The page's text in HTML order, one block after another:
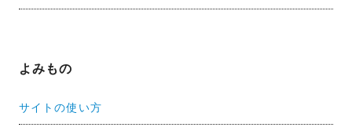
よみもの
サイトの使い方